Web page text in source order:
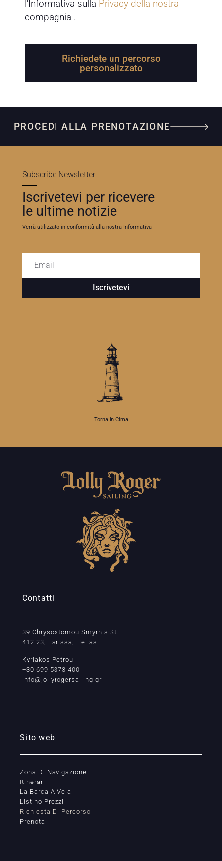
l'Informativa sulla Privacy della nostra
compagnia .
Richiedete un percorso
personalizzato
PROCEDI ALLA PRENOTAZIONE
Subscribe Newsletter
Iscrivetevi per ricevere
le ultime notizie
Verrà utilizzato in conformità alla nostra Informativa
Iscrivetevi
Torna in Cima
Contatti
39 Chrysostomou Smyrnis St.
412 23, Larissa, Hellas
Kyriakos Petrou
+30 699 5373 400
info@jollyrogersailing.gr
Sito web
Zona Di Navigazione
Itinerari
La Barca A Vela
Listino Prezzi
Richiesta Di Percorso
Prenota